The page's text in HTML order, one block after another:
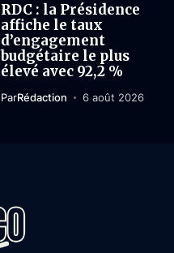
RDC : la Présidence
affiche le taux
d’engagement
budgétaire le plus
élevé avec 92,2 %
ParRédaction 6 août 2026